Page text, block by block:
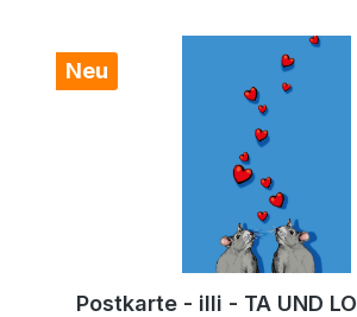
Neu
Postkarte - illi - TA UND LO